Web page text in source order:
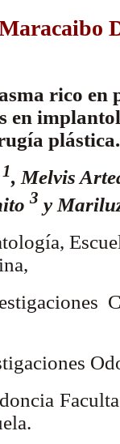
rico en
en
1, Melvis
3 y